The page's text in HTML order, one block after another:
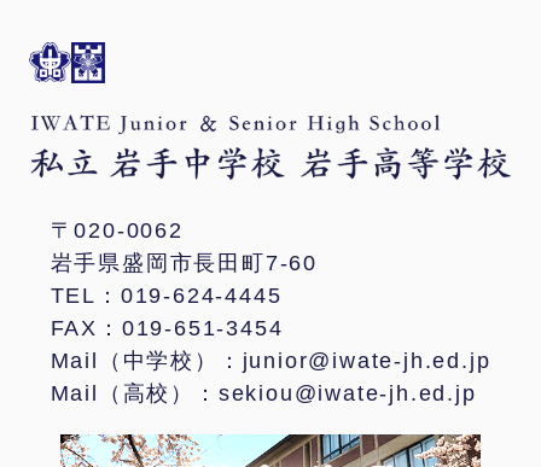
〒020-0062
岩手県盛岡市長田町7-60
TEL：019-624-4445
FAX：019-651-3454
Mail（中学校）：junior@iwate-jh.ed.jp
Mail（高校）：sekiou@iwate-jh.ed.jp